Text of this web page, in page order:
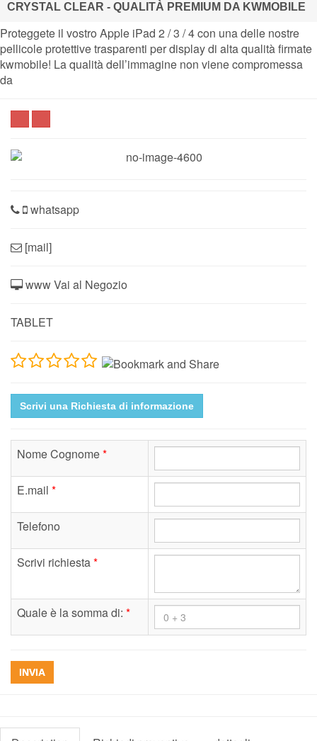
CRYSTAL CLEAR - QUALITÀ PREMIUM DA KWMOBILE
Proteggete il vostro Apple iPad 2 / 3 / 4 con una delle nostre
pellicole protettive trasparenti per display di alta qualità firmate
kwmobile! La qualità dell’immagine non viene compromessa
da
whatsapp
[mail]
www Vai al Negozio
TABLET
Scrivi una Richiesta di informazione
Nome Cognome*
E.mail *
Telefono
Scrivi richiesta*
Quale è la somma di: *
INVIA